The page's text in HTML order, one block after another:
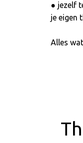
● jezelf
je eigen
Alles